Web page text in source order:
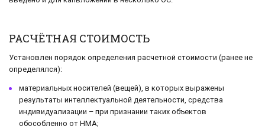
РАСЧЁТНАЯ СТОИМОСТЬ
Установлен порядок определения расчетной стоимости (ранее не
определялся):
материальных носителей (вещей), в которых выражены
результаты интеллектуальной деятельности, средства
индивидуализации – при признании таких объектов
обособленно от НМА;